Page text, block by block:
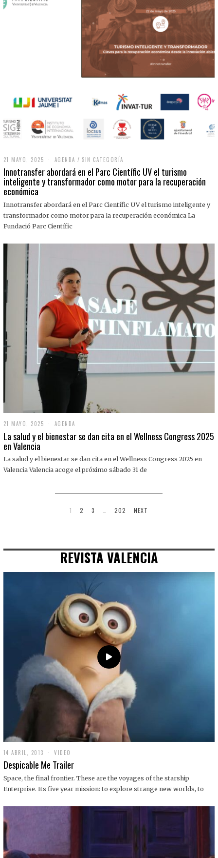
21 MAYO, 2025
M
A
Y
,
0
2
AGENDA / SIN CATEGORÍA
Innotransfer abordará en el Parc Científic UV el turismo
inteligente y transformador como motor para la recuperación
económica
Innotransfer abordará en el Parc Científic UV el turismo inteligente y
transformador como motor para la recuperación económica La
Fundació Parc Científic
21 MAYO, 2025
1
M
O
,
AGENDA
La salud y el bienestar se dan cita en el Wellness Congress 2025
en Valencia
La salud y el bienestar se dan cita en el Wellness Congress 2025 en
Valencia Valencia acoge el próximo sábado 31 de
1 2 3 202 NEXT
REVISTA VALENCIA
14 ABRIL, 2013
9
D
C
I
1
VIDEO
Despicable Me Trailer
Space, the final frontier. These are the voyages of the starship
Enterprise. Its five year mission: to explore strange new worlds, to